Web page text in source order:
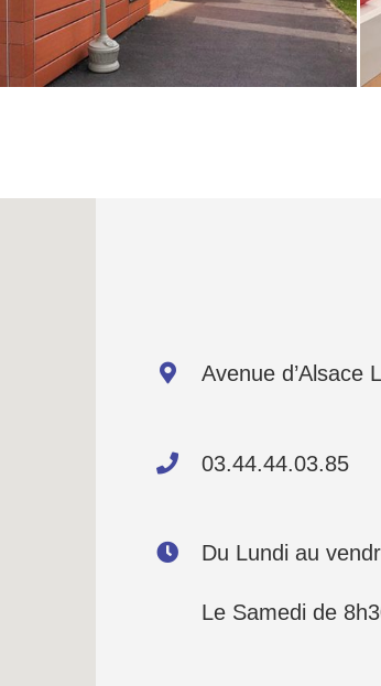
Avenue d’Alsace
03.44.44.03.85
Du Lundi au
Le Samedi de